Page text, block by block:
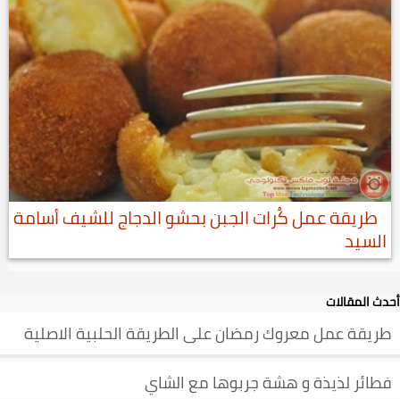
طريقة عمل كُرات الجبن بحشو الدجاج للشيف أسامة
السيد
أحدث المقالات
طريقة عمل معروك رمضان على الطريقة الحلبية الاصلية
فطائر لذيذة و هشة جربوها مع الشاي